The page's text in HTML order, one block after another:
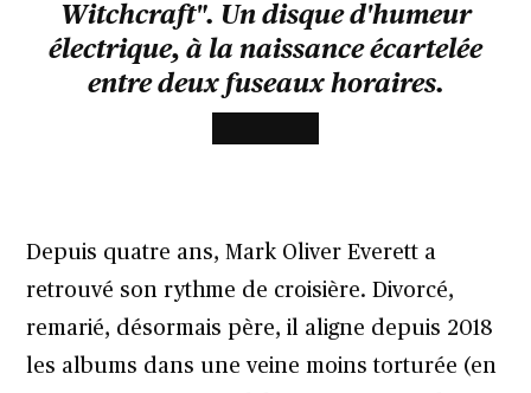
Witchcraft". Un disque d'humeur
électrique, à la naissance écartelée
entre deux fuseaux horaires.
Depuis quatre ans, Mark Oliver Everett a
retrouvé son rythme de croisière. Divorcé,
remarié, désormais père, il aligne depuis 2018
les albums dans une veine moins torturée (en